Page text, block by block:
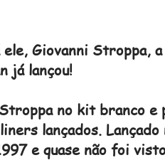
Giovanni Stroppa,
já lançou!
no kit branco
lançados.
e quase não foi